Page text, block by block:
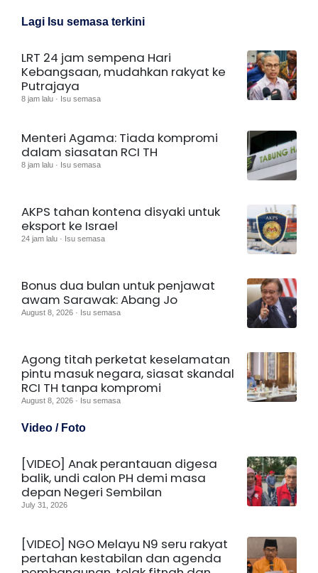
Lagi Isu semasa terkini
LRT 24 jam sempena Hari
Kebangsaan, mudahkan rakyat ke
Putrajaya
8 jam lalu · Isu semasa
Menteri Agama: Tiada kompromi
dalam siasatan RCI TH
8 jam lalu · Isu semasa
AKPS tahan kontena disyaki untuk
eksport ke Israel
24 jam lalu · Isu semasa
Bonus dua bulan untuk penjawat
awam Sarawak: Abang Jo
August 8, 2026 · Isu semasa
Agong titah perketat keselamatan
pintu masuk negara, siasat skandal
RCI TH tanpa kompromi
August 8, 2026 · Isu semasa
Video / Foto
[VIDEO] Anak perantauan digesa
balik, undi calon PH demi masa
depan Negeri Sembilan
July 31, 2026
[VIDEO] NGO Melayu N9 seru rakyat
pertahan kestabilan dan agenda